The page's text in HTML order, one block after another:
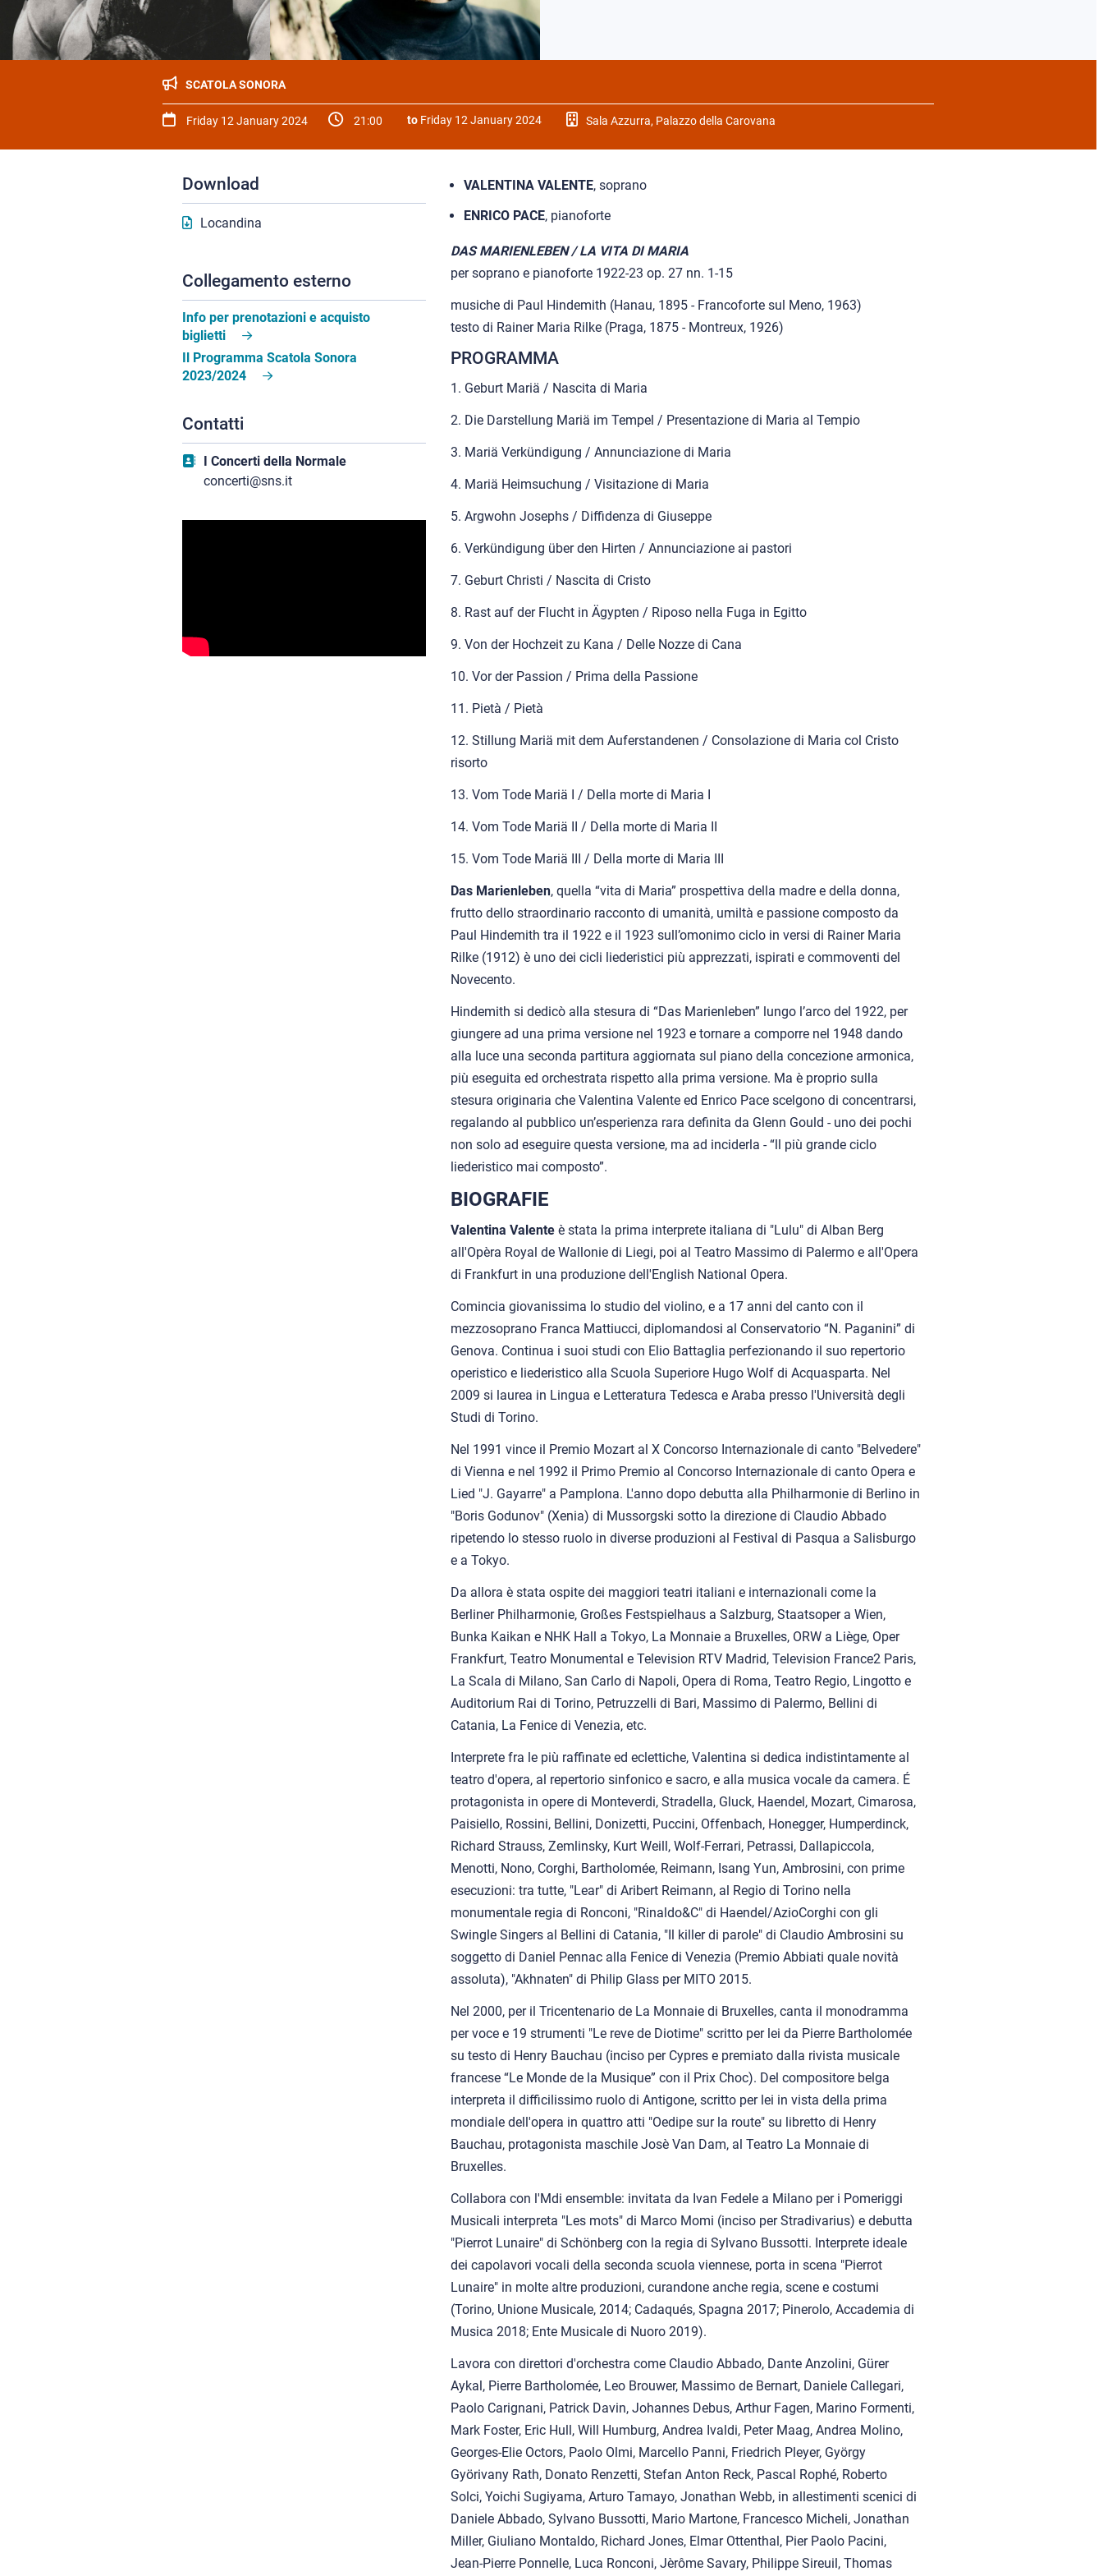
SCATOLA SONORA
Friday 12 January 2024 21:00 to Friday 12 January 2024 Sala Azzurra, Palazzo della Carovana
Download
Locandina
Collegamento esterno
Info per prenotazioni e acquisto
biglietti
Il Programma Scatola Sonora
2023/2024
Contatti
I Concerti della Normale
concerti@sns.it
VALENTINA VALENTE, soprano
ENRICO PACE, pianoforte
DAS MARIENLEBEN / LA VITA DI MARIA
per soprano e pianoforte 1922-23 op. 27 nn. 1-15
musiche di Paul Hindemith (Hanau, 1895 - Francoforte sul Meno, 1963)
testo di Rainer Maria Rilke (Praga, 1875 - Montreux, 1926)
PROGRAMMA
1. Geburt Mariä / Nascita di Maria
2. Die Darstellung Mariä im Tempel / Presentazione di Maria al Tempio
3. Mariä Verkündigung / Annunciazione di Maria
4. Mariä Heimsuchung / Visitazione di Maria
5. Argwohn Josephs / Diffidenza di Giuseppe
6. Verkündigung über den Hirten / Annunciazione ai pastori
7. Geburt Christi / Nascita di Cristo
8. Rast auf der Flucht in Ägypten / Riposo nella Fuga in Egitto
9. Von der Hochzeit zu Kana / Delle Nozze di Cana
10. Vor der Passion / Prima della Passione
11. Pietà / Pietà
12. Stillung Mariä mit dem Auferstandenen / Consolazione di Maria col Cristo
risorto
13. Vom Tode Mariä I / Della morte di Maria I
14. Vom Tode Mariä II / Della morte di Maria II
15. Vom Tode Mariä III / Della morte di Maria III
Das Marienleben, quella “vita di Maria” prospettiva della madre e della donna,
frutto dello straordinario racconto di umanità, umiltà e passione composto da
Paul Hindemith tra il 1922 e il 1923 sull’omonimo ciclo in versi di Rainer Maria
Rilke (1912) è uno dei cicli liederistici più apprezzati, ispirati e commoventi del
Novecento.
Hindemith si dedicò alla stesura di “Das Marienleben” lungo l’arco del 1922, per
giungere ad una prima versione nel 1923 e tornare a comporre nel 1948 dando
alla luce una seconda partitura aggiornata sul piano della concezione armonica,
più eseguita ed orchestrata rispetto alla prima versione. Ma è proprio sulla
stesura originaria che Valentina Valente ed Enrico Pace scelgono di concentrarsi,
regalando al pubblico un’esperienza rara definita da Glenn Gould - uno dei pochi
non solo ad eseguire questa versione, ma ad inciderla - “ll più grande ciclo
liederistico mai composto”.
BIOGRAFIE
Valentina Valente è stata la prima interprete italiana di "Lulu" di Alban Berg
all'Opèra Royal de Wallonie di Liegi, poi al Teatro Massimo di Palermo e all'Opera
di Frankfurt in una produzione dell'English National Opera.
Comincia giovanissima lo studio del violino, e a 17 anni del canto con il
mezzosoprano Franca Mattiucci, diplomandosi al Conservatorio “N. Paganini” di
Genova. Continua i suoi studi con Elio Battaglia perfezionando il suo repertorio
operistico e liederistico alla Scuola Superiore Hugo Wolf di Acquasparta. Nel
2009 si laurea in Lingua e Letteratura Tedesca e Araba presso l'Università degli
Studi di Torino.
Nel 1991 vince il Premio Mozart al X Concorso Internazionale di canto "Belvedere"
di Vienna e nel 1992 il Primo Premio al Concorso Internazionale di canto Opera e
Lied "J. Gayarre" a Pamplona. L'anno dopo debutta alla Philharmonie di Berlino in
"Boris Godunov" (Xenia) di Mussorgski sotto la direzione di Claudio Abbado
ripetendo lo stesso ruolo in diverse produzioni al Festival di Pasqua a Salisburgo
e a Tokyo.
Da allora è stata ospite dei maggiori teatri italiani e internazionali come la
Berliner Philharmonie, Großes Festspielhaus a Salzburg, Staatsoper a Wien,
Bunka Kaikan e NHK Hall a Tokyo, La Monnaie a Bruxelles, ORW a Liège, Oper
Frankfurt, Teatro Monumental e Television RTV Madrid, Television France2 Paris,
La Scala di Milano, San Carlo di Napoli, Opera di Roma, Teatro Regio, Lingotto e
Auditorium Rai di Torino, Petruzzelli di Bari, Massimo di Palermo, Bellini di
Catania, La Fenice di Venezia, etc.
Interprete fra le più raffinate ed eclettiche, Valentina si dedica indistintamente al
teatro d'opera, al repertorio sinfonico e sacro, e alla musica vocale da camera. É
protagonista in opere di Monteverdi, Stradella, Gluck, Haendel, Mozart, Cimarosa,
Paisiello, Rossini, Bellini, Donizetti, Puccini, Offenbach, Honegger, Humperdinck,
Richard Strauss, Zemlinsky, Kurt Weill, Wolf-Ferrari, Petrassi, Dallapiccola,
Menotti, Nono, Corghi, Bartholomée, Reimann, Isang Yun, Ambrosini, con prime
esecuzioni: tra tutte, "Lear" di Aribert Reimann, al Regio di Torino nella
monumentale regia di Ronconi, "Rinaldo&C" di Haendel/AzioCorghi con gli
Swingle Singers al Bellini di Catania, "Il killer di parole" di Claudio Ambrosini su
soggetto di Daniel Pennac alla Fenice di Venezia (Premio Abbiati quale novità
assoluta), "Akhnaten" di Philip Glass per MITO 2015.
Nel 2000, per il Tricentenario de La Monnaie di Bruxelles, canta il monodramma
per voce e 19 strumenti "Le reve de Diotime" scritto per lei da Pierre Bartholomée
su testo di Henry Bauchau (inciso per Cypres e premiato dalla rivista musicale
francese “Le Monde de la Musique” con il Prix Choc). Del compositore belga
interpreta il difficilissimo ruolo di Antigone, scritto per lei in vista della prima
mondiale dell'opera in quattro atti "Oedipe sur la route" su libretto di Henry
Bauchau, protagonista maschile Josè Van Dam, al Teatro La Monnaie di
Bruxelles.
Collabora con l'Mdi ensemble: invitata da Ivan Fedele a Milano per i Pomeriggi
Musicali interpreta "Les mots" di Marco Momi (inciso per Stradivarius) e debutta
"Pierrot Lunaire" di Schönberg con la regia di Sylvano Bussotti. Interprete ideale
dei capolavori vocali della seconda scuola viennese, porta in scena "Pierrot
Lunaire" in molte altre produzioni, curandone anche regia, scene e costumi
(Torino, Unione Musicale, 2014; Cadaqués, Spagna 2017; Pinerolo, Accademia di
Musica 2018; Ente Musicale di Nuoro 2019).
Lavora con direttori d'orchestra come Claudio Abbado, Dante Anzolini, Gürer
Aykal, Pierre Bartholomée, Leo Brouwer, Massimo de Bernart, Daniele Callegari,
Paolo Carignani, Patrick Davin, Johannes Debus, Arthur Fagen, Marino Formenti,
Mark Foster, Eric Hull, Will Humburg, Andrea Ivaldi, Peter Maag, Andrea Molino,
Georges-Elie Octors, Paolo Olmi, Marcello Panni, Friedrich Pleyer, György
Györivany Rath, Donato Renzetti, Stefan Anton Reck, Pascal Rophé, Roberto
Solci, Yoichi Sugiyama, Arturo Tamayo, Jonathan Webb, in allestimenti scenici di
Daniele Abbado, Sylvano Bussotti, Mario Martone, Francesco Micheli, Jonathan
Miller, Giuliano Montaldo, Richard Jones, Elmar Ottenthal, Pier Paolo Pacini,
Jean-Pierre Ponnelle, Luca Ronconi, Jèrôme Savary, Philippe Sireuil, Thomas